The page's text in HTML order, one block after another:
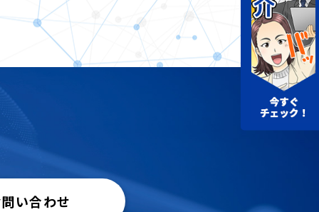
可能です。
供可能ですので、総合的に貴社の試験を支援する
い合わせ